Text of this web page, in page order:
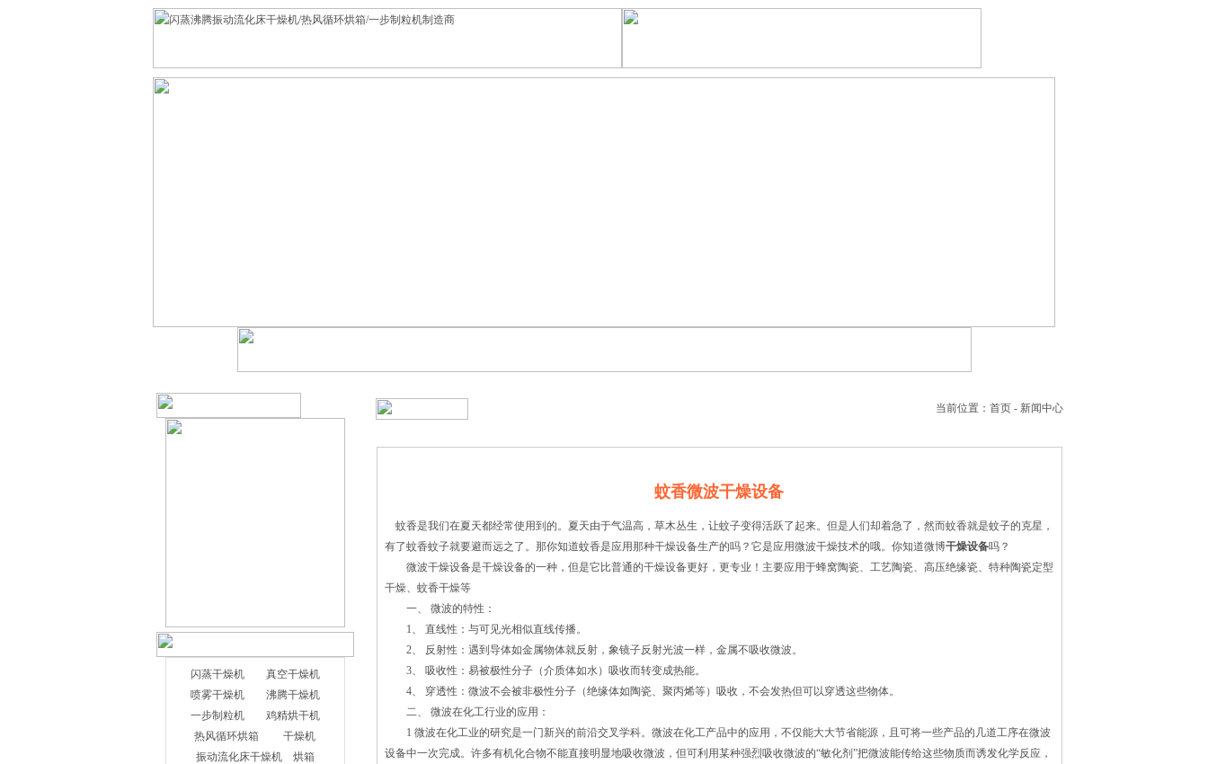
闪蒸干燥机
真空干燥机
喷雾干燥机
沸腾干燥机
一步制粒机
鸡精烘干机
热风循环烘箱
干燥机
振动流化床干燥机
烘箱
当前位置： 首页- 新闻中心
蚊香微波干燥设备
蚊香是我们在夏天都经常使用到的。夏天由于气温高，草木丛生，让蚊子变得活跃了起来。但是人们却着急了，然而蚊香就是蚊子的克星，
有了蚊香蚊子就要避而远之了。那你知道蚊香是应用那种干燥设备生产的吗？它是应用微波干燥技术的哦。你知道微博干燥设备吗？
微波干燥设备是干燥设备的一种，但是它比普通的干燥设备更好，更专业！主要应用于蜂窝陶瓷、工艺陶瓷、高压绝缘瓷、特种陶瓷定型
干燥、蚊香干燥等
一、 微波的特性：
1、 直线性：与可见光相似直线传播。
2、 反射性：遇到导体如金属物体就反射，象镜子反射光波一样，金属不吸收微波。
3、 吸收性：易被极性分子（介质体如水）吸收而转变成热能。
4、 穿透性：微波不会被非极性分子（绝缘体如陶瓷、聚丙烯等）吸收，不会发热但可以穿透这些物体。
二、 微波在化工行业的应用：
1 微波在化工业的研究是一门新兴的前沿交叉学科。微波在化工产品中的应用，不仅能大大节省能源，且可将一些产品的几道工序在微波
设备中一次完成。许多有机化合物不能直接明显地吸收微波，但可利用某种强烈吸收微波的“敏化剂”把微波能传给这些物质而诱发化学反应，